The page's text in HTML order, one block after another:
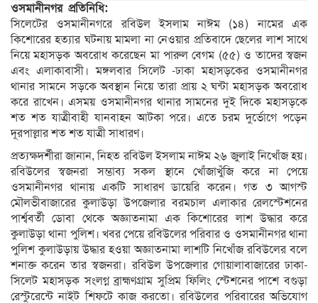
ওসমানীনগর প্রতিনিধি:
সিলেটের ওসমানীনগরে রবিউল ইসলাম নাঈম (১৪) নামের এক
কিশোরের হত্যার ঘটনায় মামলা না নেওয়ার প্রতিবাদে ছেলের লাশ সাথে
নিয়ে মহাসড়ক অবরোধ করেছেন মা পারুল বেগম (৫৫) ও তাদের স্বজন
এবং এলাকাবাসী। মঙ্গলবার সিলেট -ঢাকা মহাসড়কের ওসমানীনগর
থানার সামনে সড়কে অবস্থান নিয়ে তারা প্রায় ২ ঘন্টা মহাসড়ক অবরোধ
করে রাখেন। এসময় ওসমানীনগর থানার সামনের দুই দিকে মহাসড়কে
শত শত যাত্রীবাহী যানবাহন আটকা পরে। এতে চরম দুর্ভোগে পড়েন
দূরপাল্লার শত শত যাত্রী সাধারণ।
প্রত্যক্ষদর্শীরা জানান, নিহত রবিউল ইসলাম নাঈম ২৬ জুলাই নিখোঁজ হয়।
রবিউলের স্বজনরা সম্ভাব্য সকল স্থানে খোঁজাখুঁজি করে না পেয়ে
ওসমানীনগর থানায় একটি সাধারণ ডায়েরি করেন। গত ৩ আগস্ট
মৌলভীবাজারের কুলাউড়া উপজেলার বরমচাল এলাকার রেলস্টেশনের
পার্শ্ববর্তী ডোবা থেকে অজ্ঞাতনামা এক কিশোরের লাশ উদ্ধার করে
কুলাউড়া থানা পুলিশ। খবর পেয়ে রবিউলের পরিবার ও ওসমানীনগর থানা
পুলিশ কুলাউড়ায় উদ্ধার হওয়া অজ্ঞাতনামা লাশটি নিখোঁজ রবিউলের বলে
শনাক্ত করেন তার স্বজনরা। রবিউল উপজেলার গোয়ালাবাজারের ঢাকা-
সিলেট মহাসড়ক সংলগ্ন ব্রাহ্মণগ্রাম সুপ্রিম ফিলিং স্টেশনের পাশে বগুড়া
রেস্টুরেন্টে নাইট শিফটে কাজ করতো। রবিউলের পরিবারের অভিযোগ